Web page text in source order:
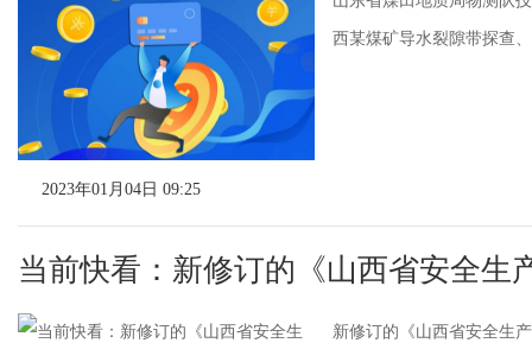
西某煤矿导水裂隙带探查
2023年01月04日 09:25
当前快看：新修订的《山西省安全生
新修订的《山西省安全生